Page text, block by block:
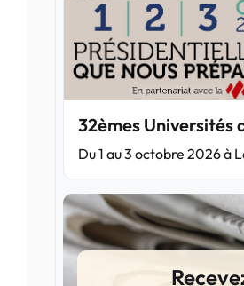
32èmes Universités
Du 1 au 3 octobre 2026 à